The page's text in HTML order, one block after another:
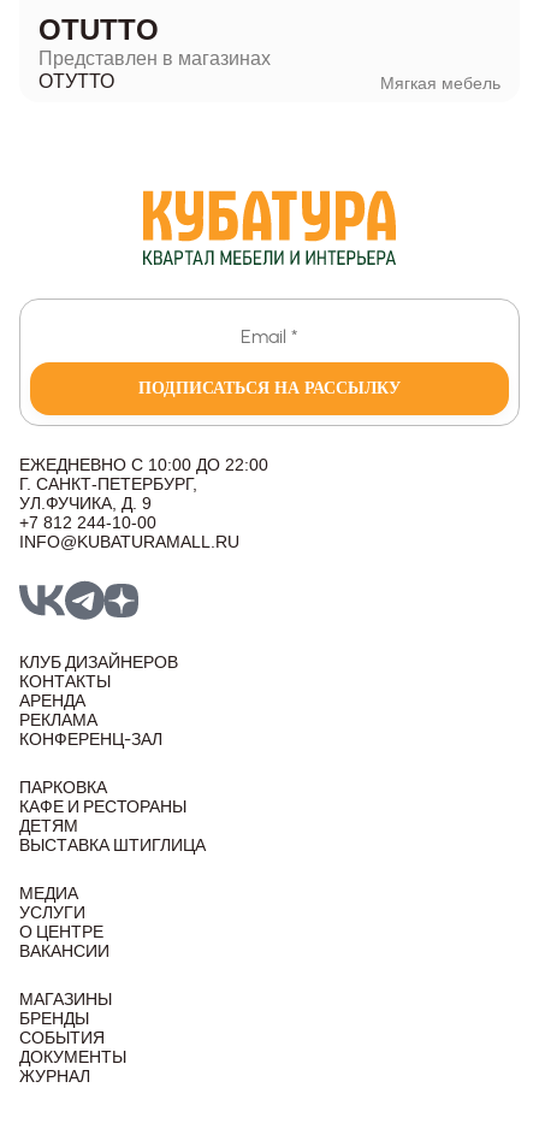
OTUTTO
Представлен в магазинах
ОТУТТО
Мягкая мебель
ПОДПИСАТЬСЯ НА РАССЫЛКУ
ЕЖЕДНЕВНО С 10:00 ДО 22:00
Г. САНКТ-ПЕТЕРБУРГ,
УЛ.ФУЧИКА, Д. 9
+7 812 244-10-00
INFO@KUBATURAMALL.RU
КЛУБ ДИЗАЙНЕРОВ
КОНТАКТЫ
АРЕНДА
РЕКЛАМА
КОНФЕРЕНЦ-ЗАЛ
ПАРКОВКА
КАФЕ И РЕСТОРАНЫ
ДЕТЯМ
ВЫСТАВКА ШТИГЛИЦА
МЕДИА
УСЛУГИ
О ЦЕНТРЕ
ВАКАНСИИ
МАГАЗИНЫ
БРЕНДЫ
СОБЫТИЯ
ДОКУМЕНТЫ
ЖУРНАЛ